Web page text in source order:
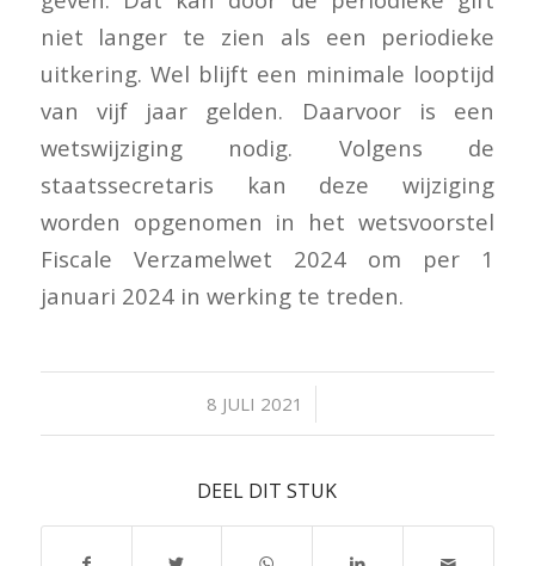
niet langer te zien als een periodieke
uitkering. Wel blijft een minimale looptijd
van vijf jaar gelden. Daarvoor is een
wetswijziging nodig. Volgens de
staatssecretaris kan deze wijziging
worden opgenomen in het wetsvoorstel
Fiscale Verzamelwet 2024 om per 1
januari 2024 in werking te treden.
8 JULI 2021
/
DEEL DIT STUK